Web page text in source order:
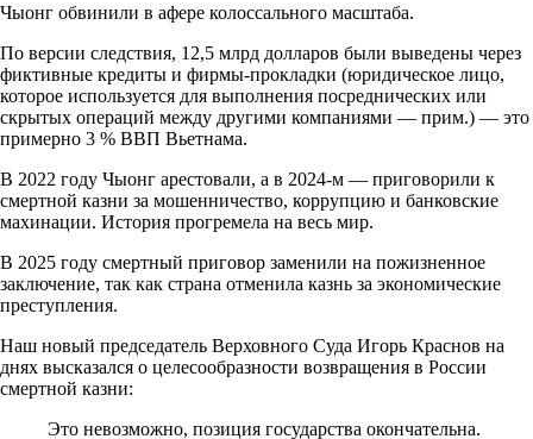
Чыонг обвинили в афере колоссального масштаба.
По версии следствия, 12,5 млрд долларов были выведены через
фиктивные кредиты и фирмы-прокладки (юридическое лицо,
которое используется для выполнения посреднических или
скрытых операций между другими компаниями — прим.) — это
примерно 3 % ВВП Вьетнама.
В 2022 году Чыонг арестовали, а в 2024-м — приговорили к
смертной казни за мошенничество, коррупцию и банковские
махинации. История прогремела на весь мир.
В 2025 году смертный приговор заменили на пожизненное
заключение, так как страна отменила казнь за экономические
преступления.
Наш новый председатель Верховного Суда Игорь Краснов на
днях высказался о целесообразности возвращения в России
смертной казни:
Это невозможно, позиция государства окончательна.